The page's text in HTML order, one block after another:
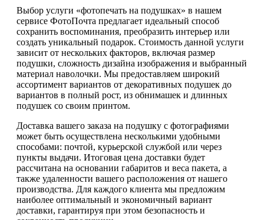
Выбор услуги «фотопечать на подушках» в нашем
сервисе ФотоПочта предлагает идеальный способ
сохранить воспоминания, преобразить интерьер или
создать уникальный подарок. Стоимость данной услуги
зависит от нескольких факторов, включая размер
подушки, сложность дизайна изображения и выбранный
материал наволочки. Мы предоставляем широкий
ассортимент вариантов от декоративных подушек до
вариантов в полный рост, из обнимашек и длинных
подушек со своим принтом.
Доставка вашего заказа на подушку с фотографиями
может быть осуществлена несколькими удобными
способами: почтой, курьерской службой или через
пункты выдачи. Итоговая цена доставки будет
рассчитана на основании габаритов и веса пакета, а
также удаленности вашего расположения от нашего
производства. Для каждого клиента мы предложим
наиболее оптимальный и экономичный вариант
доставки, гарантируя при этом безопасность и